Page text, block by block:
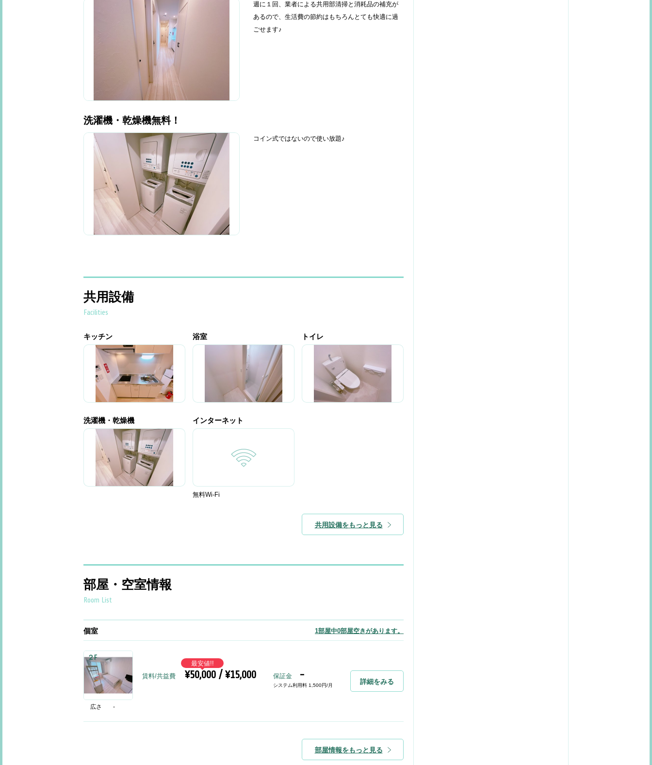
週に１回、業者による共用部清掃と消耗品の補充が
あるので、生活費の節約はもちろんとても快適に過
ごせます♪
洗濯機・乾燥機無料！
コイン式ではないので使い放題♪
共用設備
Facilities
キッチン 浴室 トイレ
洗濯機・乾燥機 インターネット
無料Wi-Fi
共用設備をもっと見る
部屋・空室情報
Room List
個室 1部屋中0部屋空きがあります。
２F
広さ -
賃料/共益費 ¥50,000 / ¥15,000
最安値!!
保証金
-
システム利用料 1,500円/月 詳細をみる
部屋情報をもっと見る